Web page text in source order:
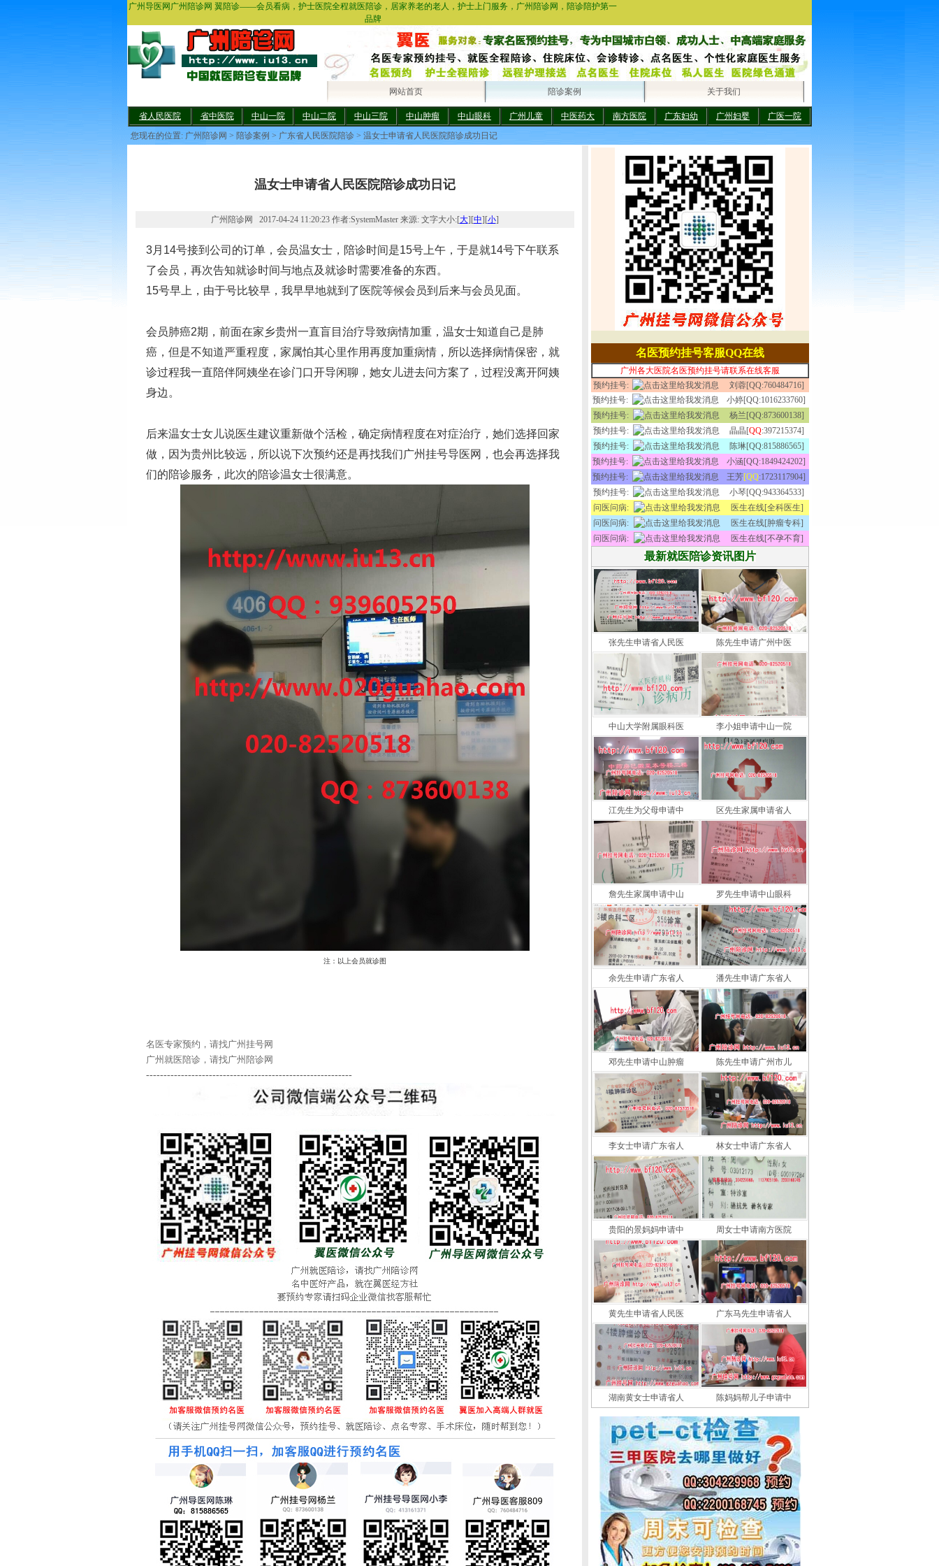
广州导医网广州陪诊网 翼陪诊——会员看病，护士医院全程就医陪诊，居家养老的老人，护士上门服务，广州陪诊网，陪诊陪护第一
品牌
网站首页 陪诊案例 关于我们
省人民医院 省中医院 中山一院 中山二院 中山三院 中山肿瘤 中山眼科 广州儿童 中医药大 南方医院 广东妇幼 广州妇婴
广医一院
您现在的位置: 广州陪诊网 > 陪诊案例 > 广东省人民医院陪诊 > 温女士申请省人民医院陪诊成功日记
温女士申请省人民医院陪诊成功日记
广州陪诊网 2017-04-24 11:20:23 作者:SystemMaster 来源: 文字大小:[大][中][小]
3月14号接到公司的订单，会员温女士，陪诊时间是15号上午，于是就14号下午联系
了会员，再次告知就诊时间与地点及就诊时需要准备的东西。
15号早上，由于号比较早，我早早地就到了医院等候会员到后来与会员见面。
会员肺癌2期，前面在家乡贵州一直盲目治疗导致病情加重，温女士知道自己是肺
癌，但是不知道严重程度，家属怕其心里作用再度加重病情，所以选择病情保密，就
诊过程我一直陪伴阿姨坐在诊门口开导闲聊，她女儿进去问方案了，过程没离开阿姨
身边。
后来温女士女儿说医生建议重新做个活检，确定病情程度在对症治疗，她们选择回家
做，因为贵州比较远，所以说下次预约还是再找我们广州挂号导医网，也会再选择我
们的陪诊服务，此次的陪诊温女士很满意。
注：以上会员就诊图
名医专家预约，请找广州挂号网
广州就医陪诊，请找广州陪诊网
-----------------------------------------------------------
名医预约挂号客服QQ在线
广州各大医院名医预约挂号请联系在线客服
预约挂号:
刘蓉[QQ:760484716]
预约挂号:
小婷[QQ:1016233760]
预约挂号:
杨兰[QQ:873600138]
预约挂号:
晶晶[QQ:397215374]
预约挂号:
陈琳[QQ:815886565]
预约挂号:
小涵[QQ:1849424202]
预约挂号:
王芳[QQ:1723117904]
预约挂号:
小琴[QQ:943364533]
问医问病:
医生在线[全科医生]
问医问病:
医生在线[肿瘤专科]
问医问病:
医生在线[不孕不育]
最新就医陪诊资讯图片
张先生申请省人民医 陈先生申请广州中医
中山大学附属眼科医 李小姐申请中山一院
江先生为父母申请中 区先生家属申请省人
詹先生家属申请中山 罗先生申请中山眼科
余先生申请广东省人 潘先生申请广东省人
邓先生申请中山肿瘤 陈先生申请广州市儿
李女士申请广东省人 林女士申请广东省人
贵阳的景妈妈申请中 周女士申请南方医院
黄先生申请省人民医 广东马先生申请省人
湖南黄女士申请省人 陈妈妈帮儿子申请中